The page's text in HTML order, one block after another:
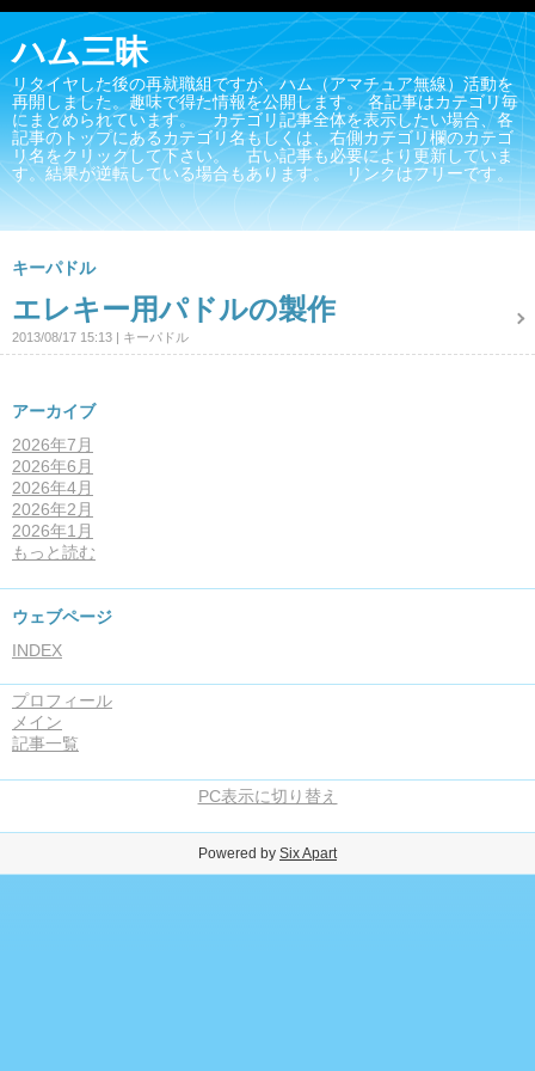
ハム三昧
リタイヤした後の再就職組ですが、ハム（アマチュア無線）活動を
再開しました。趣味で得た情報を公開します。 各記事はカテゴリ毎
にまとめられています。 カテゴリ記事全体を表示したい場合、各
記事のトップにあるカテゴリ名もしくは、右側カテゴリ欄のカテゴ
リ名をクリックして下さい。 古い記事も必要により更新していま
す。結果が逆転している場合もあります。 リンクはフリーです。
キーパドル
エレキー用パドルの製作
2013/08/17 15:13 キーパドル
アーカイブ
2026年7月
2026年6月
2026年4月
2026年2月
2026年1月
もっと読む
ウェブページ
INDEX
プロフィール
メイン
記事一覧
PC表示に切り替え
Powered by Six Apart